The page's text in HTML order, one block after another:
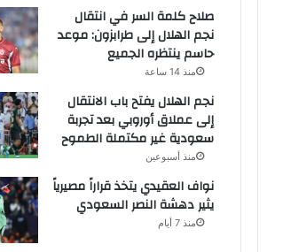
صلاح كلمة السر في انتقال
نجم الهلال إلى طرابزون: موعد
حاسم ينتظره الجميع
منذ 14 ساعة
نجم الهلال يفتح باب الانتقال
إلى عملاق أوروبي بعد تجربة
سعودية غير مكتملة الطموح
منذ أسبوعين
نواف العقيدي يتخذ قراراً مصيرياً
يثير دهشة النصر السعودي
منذ 7 أيام